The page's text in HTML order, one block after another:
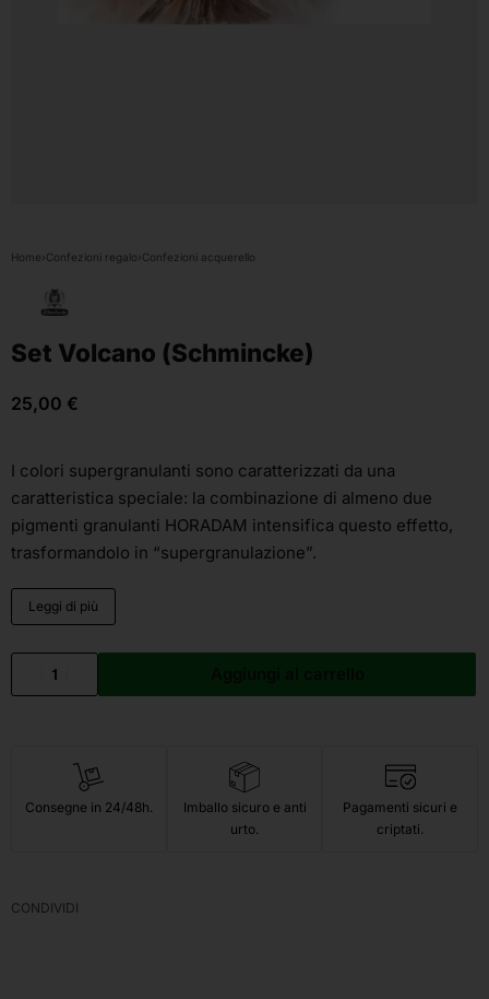
Home›Confezioni regalo›Confezioni acquerello
Set Volcano (Schmincke)
25,00 €
I colori supergranulanti sono caratterizzati da una
caratteristica speciale: la combinazione di almeno due
pigmenti granulanti HORADAM intensifica questo effetto,
trasformandolo in “supergranulazione”.
Leggi di più
Consegne in 24/48h.
Imballo sicuro e anti
urto.
Pagamenti sicuri e
criptati.
CONDIVIDI